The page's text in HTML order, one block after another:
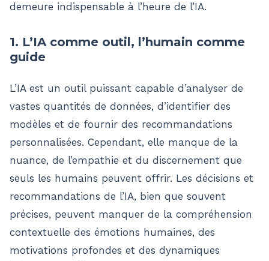
demeure indispensable à l’heure de l’IA.
1. L’IA comme outil, l’humain comme
guide
L’IA est un outil puissant capable d’analyser de
vastes quantités de données, d’identifier des
modèles et de fournir des recommandations
personnalisées. Cependant, elle manque de la
nuance, de l’empathie et du discernement que
seuls les humains peuvent offrir. Les décisions et
recommandations de l’IA, bien que souvent
précises, peuvent manquer de la compréhension
contextuelle des émotions humaines, des
motivations profondes et des dynamiques